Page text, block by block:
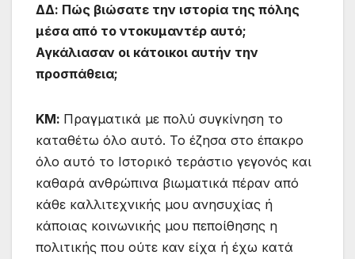
ΔΔ: Πώς βιώσατε την ιστορία της πόλης
μέσα από το ντοκυμαντέρ αυτό;
Αγκάλιασαν οι κάτοικοι αυτήν την
προσπάθεια;
ΚΜ: Πραγματικά με πολύ συγκίνηση το
καταθέτω όλο αυτό. Το έζησα στο έπακρο
όλο αυτό το Ιστορικό τεράστιο γεγονός και
καθαρά ανθρώπινα βιωματικά πέραν από
κάθε καλλιτεχνικής μου ανησυχίας ή
κάποιας κοινωνικής μου πεποίθησης η
πολιτικής που ούτε καν είχα ή έχω κατά